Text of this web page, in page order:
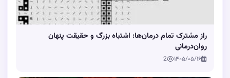
راز مشترک تمام درمان‌ها: اشتباه بزرگ و حقیقت پنهان
روان‌درمانی
۱۴۰۵/۰۵/۱۶ 2